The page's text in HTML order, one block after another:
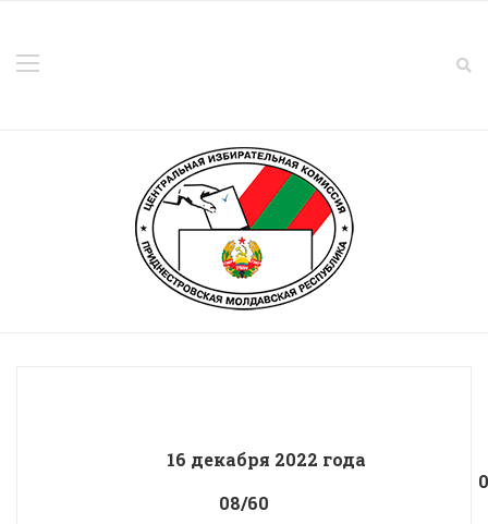
16 декабря 2022 года
08/60